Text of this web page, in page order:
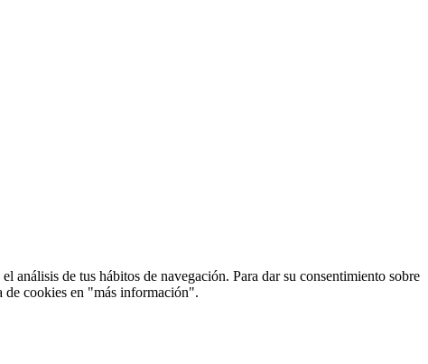
análisis de tus hábitos de navegación. Para dar su consentimiento sobre
de cookies en "más información".